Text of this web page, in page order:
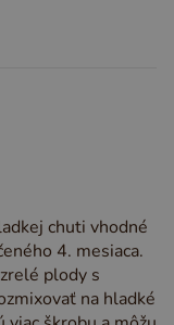
chuti vhodné
4. mesiaca.
plody s
na hladké